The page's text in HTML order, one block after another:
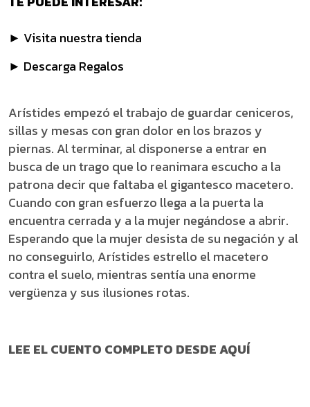
► Visita nuestra tienda
► Descarga Regalos
Arístides empezó el trabajo de guardar ceniceros,
sillas y mesas con gran dolor en los brazos y
piernas. Al terminar, al disponerse a entrar en
busca de un trago que lo reanimara escucho a la
patrona decir que faltaba el gigantesco macetero.
Cuando con gran esfuerzo llega a la puerta la
encuentra cerrada y a la mujer negándose a abrir.
Esperando que la mujer desista de su negación y al
no conseguirlo, Arístides estrello el macetero
contra el suelo, mientras sentía una enorme
vergüenza y sus ilusiones rotas.
LEE EL CUENTO COMPLETO DESDE AQUÍ